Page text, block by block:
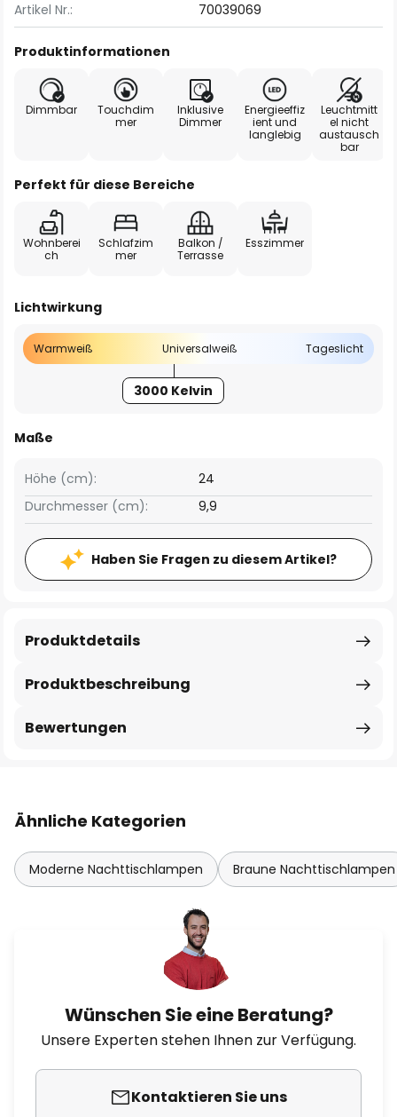
Artikel Nr.: 70039069
Produktinformationen
Dimmbar
Touchdim
mer
Inklusive
Dimmer
Energieeffiz
ient und
langlebig
Leuchtmitt
el nicht
austausch
bar
Perfekt für diese Bereiche
Wohnberei
ch
Schlafzim
mer
Balkon /
Terrasse
Esszimmer
Lichtwirkung
Warmweiß Universalweiß Tageslicht
3000 Kelvin
Maße
Höhe (cm):
24
Durchmesser (cm):
9,9
Haben Sie Fragen zu diesem Artikel?
Produktbeschreibung
Produktdetails
Bewertungen
Ähnliche Kategorien
Moderne Nachttischlampen Braune Nachttischlampen
Wünschen Sie eine Beratung?
Unsere Experten stehen Ihnen zur Verfügung.
Kontaktieren Sie uns